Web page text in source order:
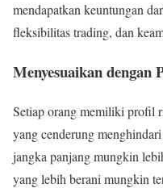
mendapatkan keuntungan
fleksibilitas trading, dan
Menyesuaikan dengan
Setiap orang memiliki profil
yang cenderung
jangka panjang mungkin
yang lebih berani mungkin